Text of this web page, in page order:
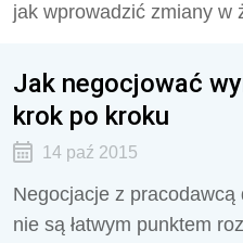
jak wprowadzić zmiany w
Jak negocjować
krok po kroku
14 paź 2015
Negocjacje z
nie są łatwym punktem